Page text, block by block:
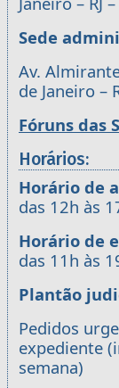
Sede
Av.
de Janeiro –
Fóruns das
Horários:
Horário de
das 12h às
Horário de
das 11h às
Plantão
Pedidos
expediente
semana)